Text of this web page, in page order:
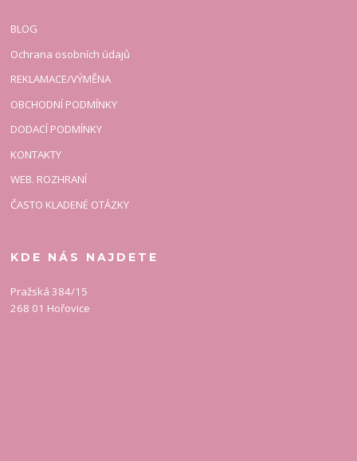
BLOG
Ochrana osobních údajů
REKLAMACE/VÝMĚNA
OBCHODNÍ PODMÍNKY
DODACÍ PODMÍNKY
KONTAKTY
WEB. ROZHRANÍ
ČASTO KLADENÉ OTÁZKY
KDE NÁS NAJDETE
Pražská 384/15
268 01 Hořovice